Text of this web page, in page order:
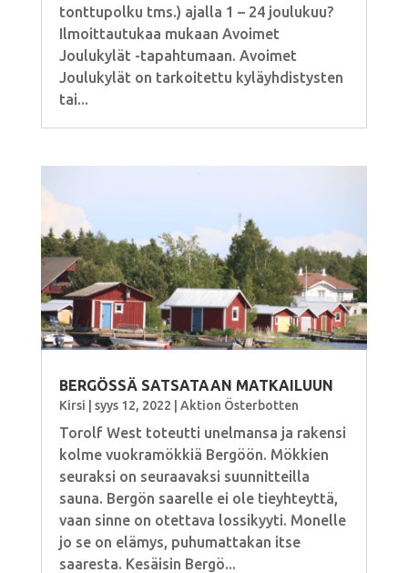
tonttupolku tms.) ajalla 1 – 24 joulukuu?
Ilmoittautukaa mukaan Avoimet
Joulukylät -tapahtumaan. Avoimet
Joulukylät on tarkoitettu kyläyhdistysten
tai...
BERGÖSSÄ SATSATAAN MATKAILUUN
Kirsi syys 12, 2022 Aktion Österbotten
Torolf West toteutti unelmansa ja rakensi
kolme vuokramökkiä Bergöön. Mökkien
seuraksi on seuraavaksi suunnitteilla
sauna. Bergön saarelle ei ole tieyhteyttä,
vaan sinne on otettava lossikyyti. Monelle
jo se on elämys, puhumattakan itse
saaresta. Kesäisin Bergö...